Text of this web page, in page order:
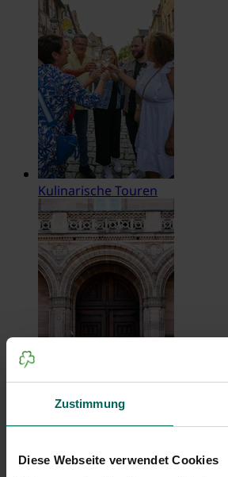
Zustimmung
Diese Webseite verwendet Cookies
Kulinarische Touren
Verführt hinter die Kulissen